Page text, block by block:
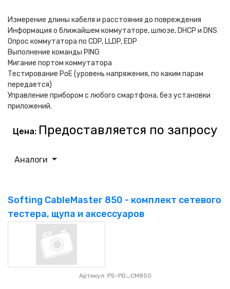
Измерение длины кабеля и расстояния до повреждения
Информация о ближайшем коммутаторе, шлюзе, DHCP и DNS
Опрос коммутатора по CDP, LLDP, EDP
Выполнение команды PING
Мигание портом коммутатора
Тестирование PoE (уровень напряжения, по каким парам
передается)
Управление прибором с любого смартфона, без установки
приложений.
Цена: Предоставляется по запросу
Аналоги
Softing CableMaster 850 - комплект сетевого
тестера, щупа и аксессуаров
Артикул: PS-PD_CM850